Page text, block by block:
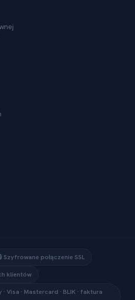
Szyfrowane połączenie SSL
klientów
Visa · Mastercard · BLIK · faktura
Oddzwoń do mnie
do mnie" wyrażasz zgodę na
w każdej chwili zrezygnować lub